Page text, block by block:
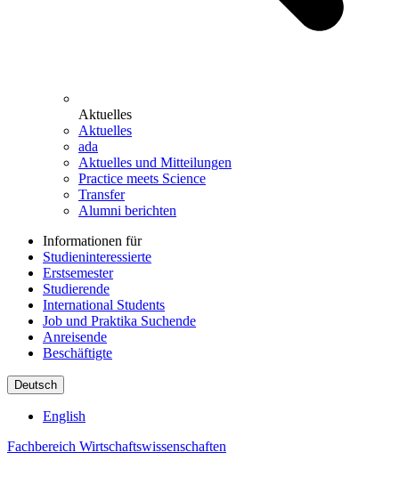
Aktuelles
Aktuelles
ada
Aktuelles und Mitteilungen
Practice meets Science
Transfer
Alumni berichten
Informationen für
Studieninteressierte
Erstsemester
Studierende
International Students
Job und Praktika Suchende
Anreisende
Beschäftigte
Deutsch
English
Fachbereich Wirtschaftswissenschaften